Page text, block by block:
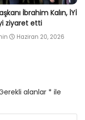
İbrahim Kalın, İYİ
ziyaret etti
Haziran 20, 2026
alanlar * ile